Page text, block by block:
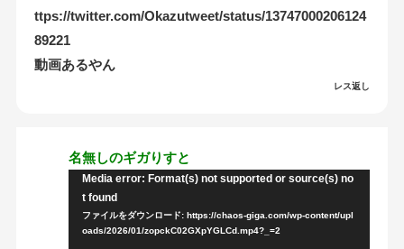
ttps://twitter.com/Okazutweet/status/13747000206124
89221
動画あるやん
レス返し
名無しのギガりすと
Media error: Format(s) not supported or source(s) no
t found
ファイルをダウンロード: https://chaos-giga.com/wp-content/upl
oads/2026/01/zopckC02GXpYGLCd.mp4?_=2